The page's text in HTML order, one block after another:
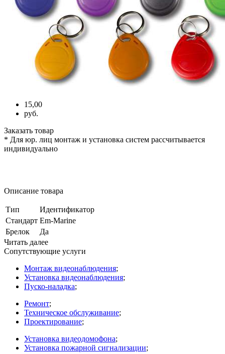
15,00
руб.
Заказать товар
* Для юр. лиц монтаж и установка систем рассчитывается
индивидуально
Описание товара
Тип
Идентификатор
Стандарт Em-Marine
Брелок
Да
Читать далее
Сопутствующие услуги
Монтаж видеонаблюдения;
Установка видеонаблюдения;
Пуско-наладка;
Ремонт;
Техническое обслуживание;
Проектирование;
Установка видеодомофона;
Установка пожарной сигнализации;